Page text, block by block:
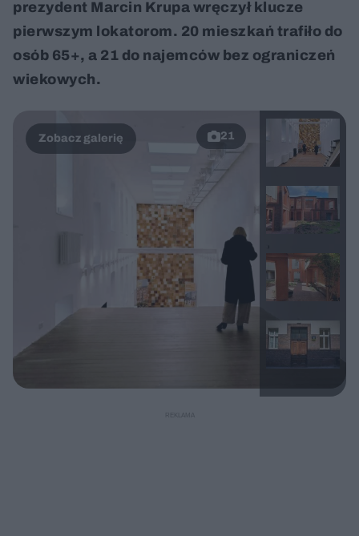
prezydent Marcin Krupa wręczył klucze
pierwszym lokatorom. 20 mieszkań trafiło do
osób 65+, a 21 do najemców bez ograniczeń
wiekowych.
21